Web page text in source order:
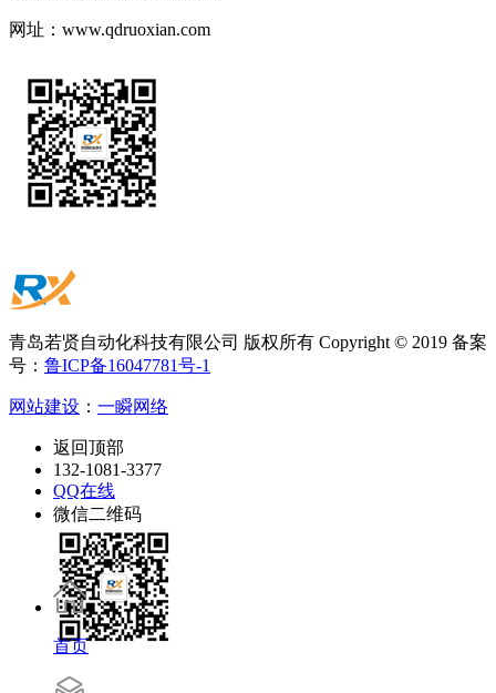
网址： www.qdruoxian.com
青岛若贤自动化科技有限公司 版权所有 Copyright © 2019 备案
号： 鲁ICP备16047781号-1
网站建设 ： 一瞬网络
返回顶部
132-1081-3377
QQ在线
微信二维码
首页